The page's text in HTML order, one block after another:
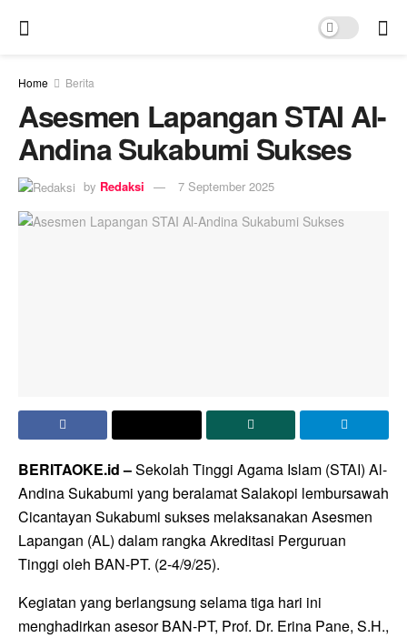
Home Berita
Asesmen Lapangan STAI Al-
Andina Sukabumi Sukses
by Redaksi 7 September 2025
BERITAOKE.id –Sekolah Tinggi Agama Islam (STAI) Al-
Andina Sukabumi yang beralamat Salakopi lembursawah
Cicantayan Sukabumi sukses melaksanakan Asesmen
Lapangan (AL) dalam rangka Akreditasi Perguruan
Tinggi oleh BAN-PT. (2-4/9/25).
Kegiatan yang berlangsung selama tiga hari ini
menghadirkan asesor BAN-PT, Prof. Dr. Erina Pane, S.H.,